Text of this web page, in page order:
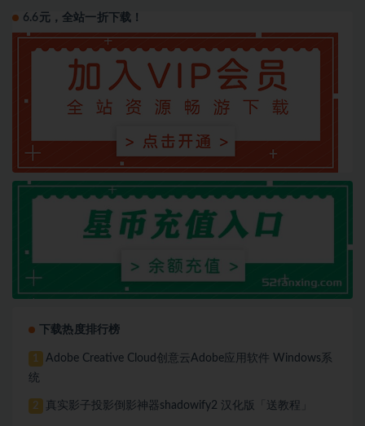
6.6元，全站一折下载！
下载热度排行榜
1
Adobe Creative Cloud创意云Adobe应用软件 Windows系
统
2 真实影子投影倒影神器shadowify2 汉化版「送教程」